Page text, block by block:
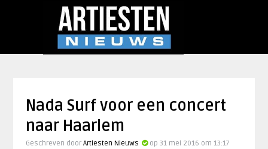
Nada Surf voor een concert
naar Haarlem
Geschreven door Artiesten Nieuws op 31 mei 2016 om 13:17